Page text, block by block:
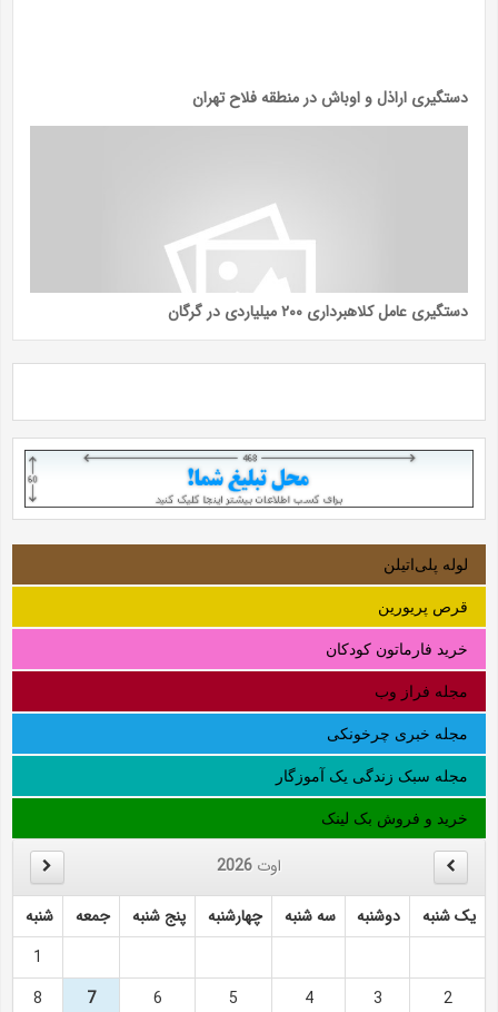
دستگیری اراذل و اوباش در منطقه فلاح تهران
دستگیری عامل کلاهبرداری ۲۰۰ میلیاردی در گرگان
لوله‌ پلی‌اتیلن
قرص پریورین
خرید فارماتون کودکان
مجله فراز وب
مجله خبری چرخونکی
مجله سبک زندگی یک آموزگار
خرید و فروش بک لینک
اوت 2026
یک شنبه دوشنبه سه شنبه چهارشنبه پنج شنبه جمعه
شنبه
1
2
3
4
5
6
7
8